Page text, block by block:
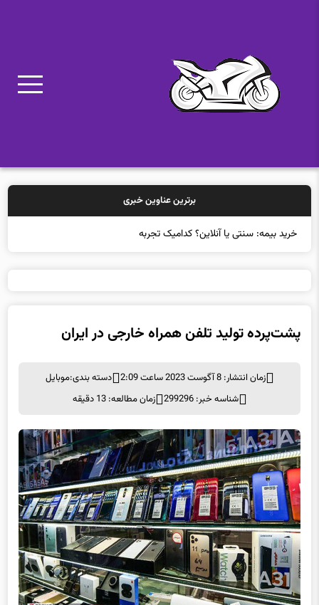
برترین عناوین خبری
خرید بیمه: سنتی یا آنلاین؟ کدامیک تجربه بهتری برای
پشت‌پرده تولید تلفن همراه خارجی در ایران
زمان انتشار: 8 آگوست 2023 ساعت 2:09 دسته بندی:موبايل
شناسه خبر: 299296
زمان مطالعه: 13 دقیقه